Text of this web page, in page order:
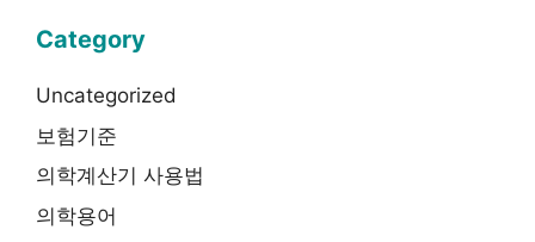
Category
Uncategorized
보험기준
의학계산기 사용법
의학용어